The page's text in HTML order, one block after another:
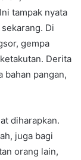
tampak nyata
Di
gempa
Derita
bahan pangan,
diharapkan.
juga bagi
orang lain,